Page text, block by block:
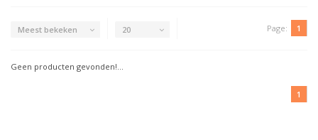
Meest bekeken 20 Page: 1
Geen producten gevonden!...
1